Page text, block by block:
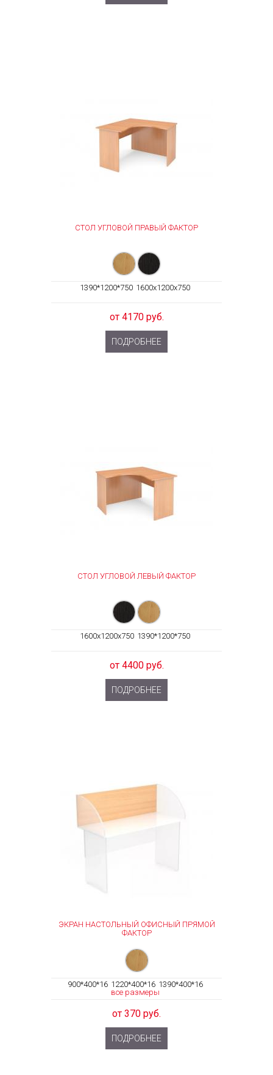
СТОЛ УГЛОВОЙ ПРАВЫЙ ФАКТОР
1390*1200*750 1600x1200x750
от 4170 руб.
ПОДРОБНЕЕ
СТОЛ УГЛОВОЙ ЛЕВЫЙ ФАКТОР
1600x1200x750 1390*1200*750
от 4400 руб.
ПОДРОБНЕЕ
ЭКРАН НАСТОЛЬНЫЙ ОФИСНЫЙ ПРЯМОЙ
ФАКТОР
900*400*16 1220*400*16 1390*400*16
все размеры
от 370 руб.
ПОДРОБНЕЕ